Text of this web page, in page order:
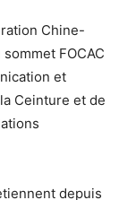
Chine-
FOCAC
et
Ceinture et de
depuis